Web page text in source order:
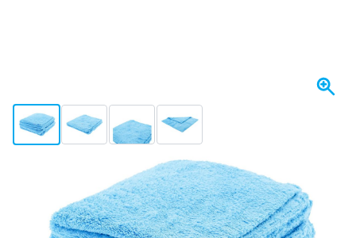
View larger imageView larger image
In Kürze wieder lieferbar
CROP Apex Mikrofasertuch Auto Blau 40x40cm - 3 Stück